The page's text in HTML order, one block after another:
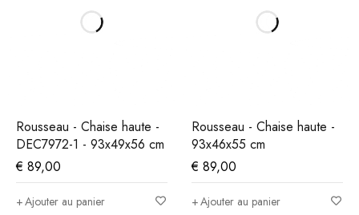
Rousseau - Chaise haute -
DEC7972-1 - 93x49x56 cm
€ 89,00
Ajouter au panier
Rousseau - Chaise haute -
93x46x55 cm
€ 89,00
Ajouter au panier